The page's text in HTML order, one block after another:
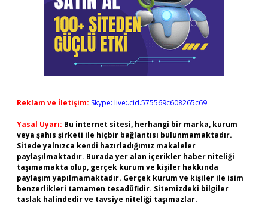
Reklam ve İletişim: Skype: live:.cid.575569c608265c69
Yasal Uyarı: Bu internet sitesi, herhangi bir marka, kurum
veya şahıs şirketi ile hiçbir bağlantısı bulunmamaktadır.
Sitede yalnızca kendi hazırladığımız makaleler
paylaşılmaktadır. Burada yer alan içerikler haber niteliği
taşımamakta olup, gerçek kurum ve kişiler hakkında
paylaşım yapılmamaktadır. Gerçek kurum ve kişiler ile isim
benzerlikleri tamamen tesadüfidir. Sitemizdeki bilgiler
taslak halindedir ve tavsiye niteliği taşımazlar.